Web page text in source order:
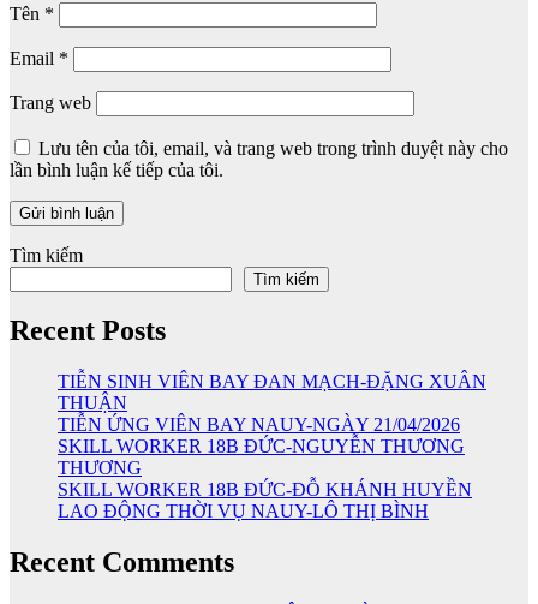
Tên *
Email *
Trang web
Lưu tên của tôi, email, và trang web trong trình duyệt này cho
lần bình luận kế tiếp của tôi.
Tìm kiếm
Tìm kiếm
Recent Posts
TIỄN SINH VIÊN BAY ĐAN MẠCH-ĐẶNG XUÂN
THUẬN
TIỄN ỨNG VIÊN BAY NAUY-NGÀY 21/04/2026
SKILL WORKER 18B ĐỨC-NGUYỄN THƯƠNG
THƯƠNG
SKILL WORKER 18B ĐỨC-ĐỖ KHÁNH HUYỀN
LAO ĐỘNG THỜI VỤ NAUY-LÔ THỊ BÌNH
Recent Comments